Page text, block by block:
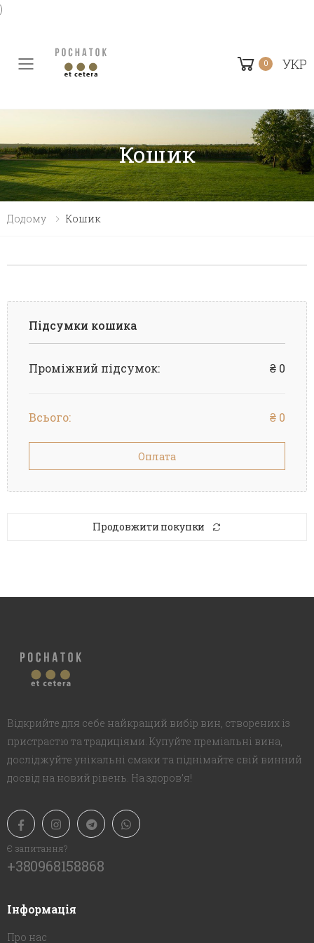
)
Toggle mobile menu 0 УКР
Кошик
Додому Кошик
Підсумки кошика
Проміжний підсумок: ₴ 0
Всього: ₴ 0
Оплата
Продовжити покупки
Відкрийте для себе найкращий вибір вин, створених із
пристрастю та традиціями. Купуйте преміальні вина,
досліджуйте унікальні смаки та піднімайте свій винний
досвід на новий рівень. На здоров’я!
Є запитання?
+380968158868
Інформація
Про нас